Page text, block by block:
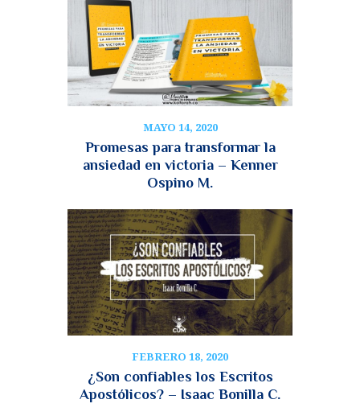
MAYO 14, 2020
Promesas para transformar la
ansiedad en victoria – Kenner
Ospino M.
FEBRERO 18, 2020
¿Son confiables los Escritos
Apostólicos? – Isaac Bonilla C.